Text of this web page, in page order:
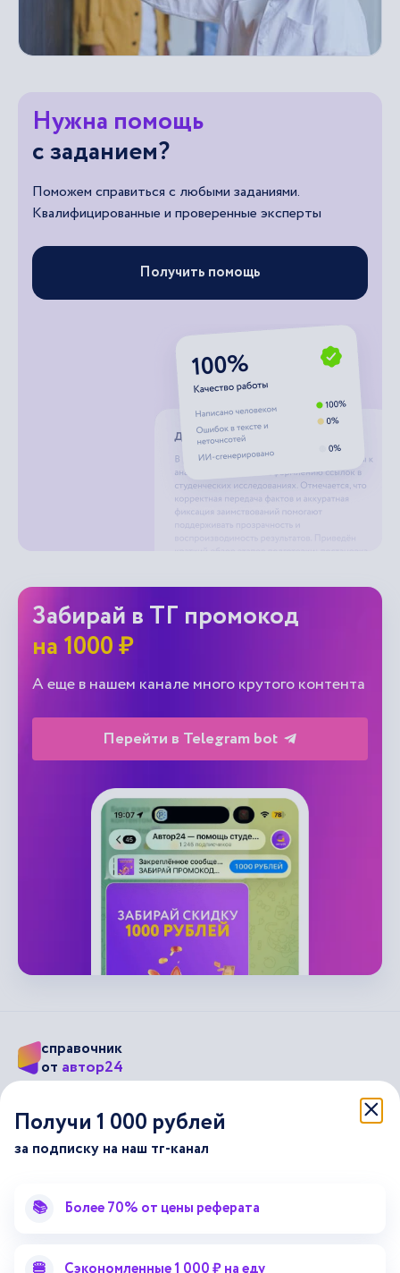
Нужна помощь
с заданием?
Поможем справиться с любыми заданиями.
Квалифицированные и проверенные эксперты
Получить помощь
Забирай в ТГ промокод
на 1000 ₽
А еще в нашем канале много крутого контента
Перейти в Telegram bot
справочник
от автор24
Подписывайся на наши соц. сети
Лекторий
Справочник терминов
Последние статьи
Получи 1 000 рублей
за подписку на наш тг-канал
📚 Более 70% от цены реферата